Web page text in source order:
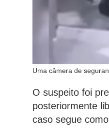
Uma câmera de
O suspeito foi
posteriormente
caso segue